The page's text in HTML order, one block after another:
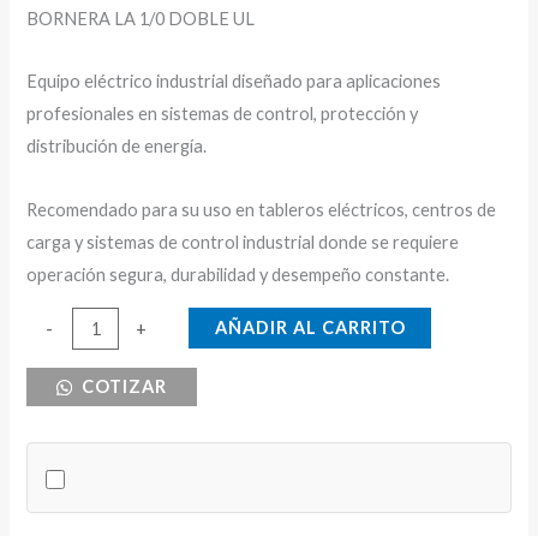
BORNERA LA 1/0 DOBLE UL
Equipo eléctrico industrial diseñado para aplicaciones
profesionales en sistemas de control, protección y
distribución de energía.
Recomendado para su uso en tableros eléctricos, centros de
carga y sistemas de control industrial donde se requiere
operación segura, durabilidad y desempeño constante.
-
BORNERA
cantidad
+ AÑADIR AL CARRITO
COTIZAR